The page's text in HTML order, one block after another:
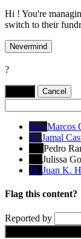
Hi ! You're
switch to their
Nevermind
?
Cancel
MO Marcos
JC Jamal
Pedro
Julissa
JK Juan K.
Flag this content?
Reported by